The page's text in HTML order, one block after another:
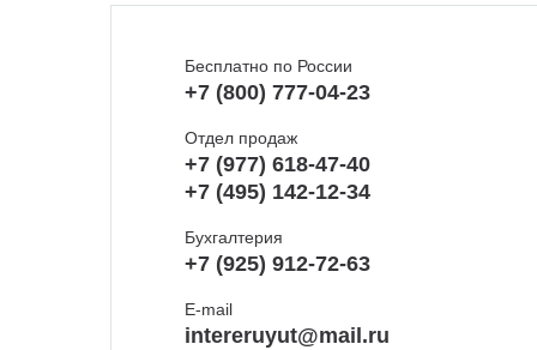
Бесплатно по России
+7 (800) 777-04-23
Отдел продаж
+7 (977) 618-47-40
+7 (495) 142-12-34
Бухгалтерия
+7 (925) 912-72-63
E-mail
intereruyut@mail.ru